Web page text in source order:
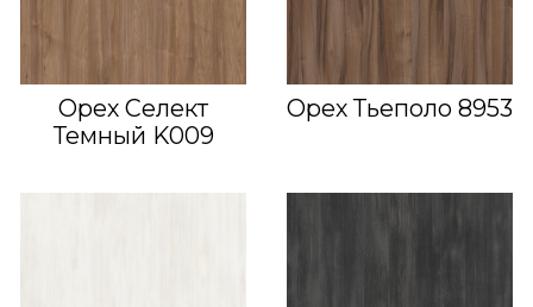
Орех Селект
Темный K009
Орех Тьеполо 8953